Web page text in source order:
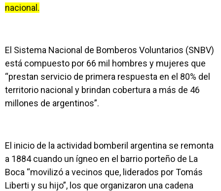
nacional.
El Sistema Nacional de Bomberos Voluntarios (SNBV)
está compuesto por 66 mil hombres y mujeres que
“prestan servicio de primera respuesta en el 80% del
territorio nacional y brindan cobertura a más de 46
millones de argentinos”.
El inicio de la actividad bomberil argentina se remonta
a 1884 cuando un ígneo en el barrio porteño de La
Boca “movilizó a vecinos que, liderados por Tomás
Liberti y su hijo”, los que organizaron una cadena